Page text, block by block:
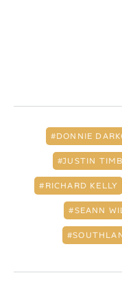
DONNIE
JUSTIN
RICHARD KELLY
SEANN